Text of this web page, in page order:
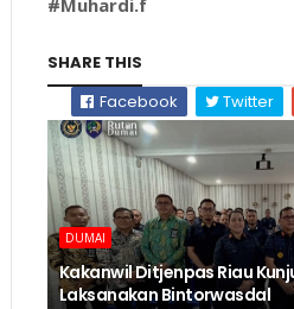
SHARE THIS
Facebook
Twitter
DUMAI
Kakanwil Ditjenpas Riau
Laksanakan Bintorwasdal